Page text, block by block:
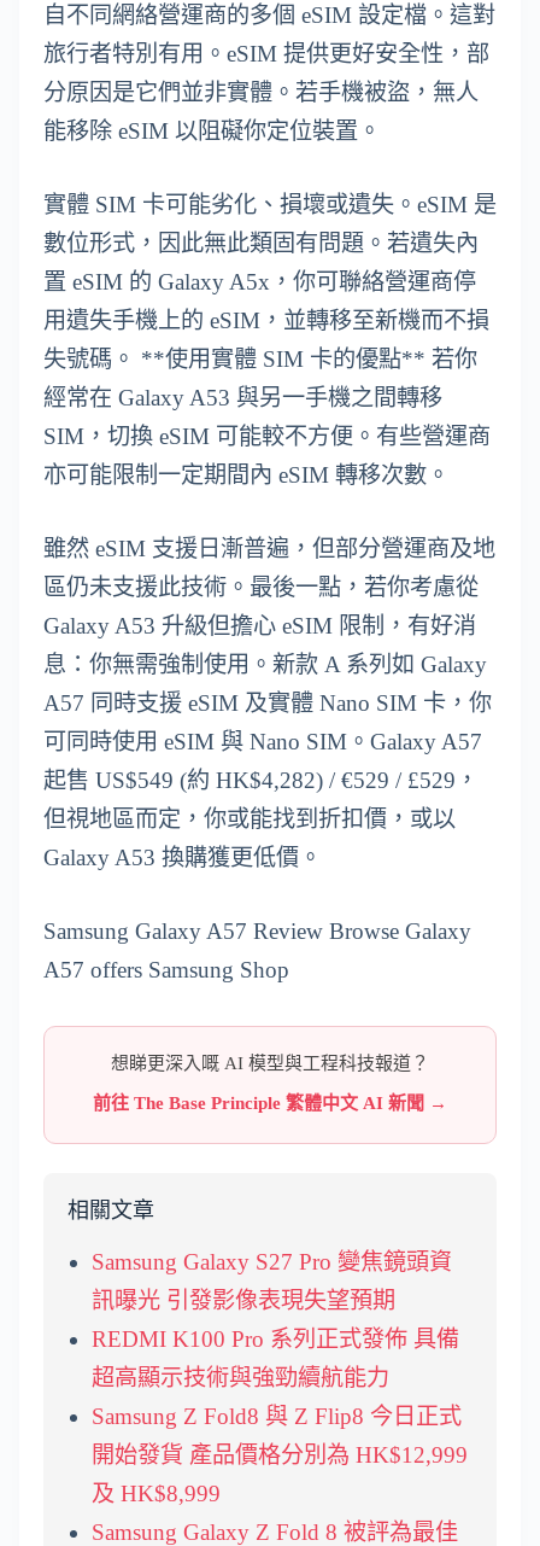
自不同網絡營運商的多個 eSIM 設定檔。這對
旅行者特別有用。eSIM 提供更好安全性，部
分原因是它們並非實體。若手機被盜，無人
能移除 eSIM 以阻礙你定位裝置。
實體 SIM 卡可能劣化、損壞或遺失。eSIM 是
數位形式，因此無此類固有問題。若遺失內
置 eSIM 的 Galaxy A5x，你可聯絡營運商停
用遺失手機上的 eSIM，並轉移至新機而不損
失號碼。 **使用實體 SIM 卡的優點** 若你
經常在 Galaxy A53 與另一手機之間轉移
SIM，切換 eSIM 可能較不方便。有些營運商
亦可能限制一定期間內 eSIM 轉移次數。
雖然 eSIM 支援日漸普遍，但部分營運商及地
區仍未支援此技術。最後一點，若你考慮從
Galaxy A53 升級但擔心 eSIM 限制，有好消
息：你無需強制使用。新款 A 系列如 Galaxy
A57 同時支援 eSIM 及實體 Nano SIM 卡，你
可同時使用 eSIM 與 Nano SIM。Galaxy A57
起售 US$549 (約 HK$4,282) / €529 / £529，
但視地區而定，你或能找到折扣價，或以
Galaxy A53 換購獲更低價。
Samsung Galaxy A57 Review Browse Galaxy
A57 offers Samsung Shop
想睇更深入嘅 AI 模型與工程科技報道？
前往 The Base Principle 繁體中文 AI 新聞 →
相關文章
Samsung Galaxy S27 Pro 變焦鏡頭資
訊曝光 引發影像表現失望預期
REDMI K100 Pro 系列正式發佈 具備
超高顯示技術與強勁續航能力
Samsung Z Fold8 與 Z Flip8 今日正式
開始發貨 產品價格分別為 HK$12,999
及 HK$8,999
Samsung Galaxy Z Fold 8 被評為最佳